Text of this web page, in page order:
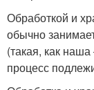
Обработкой и
обычно
(такая, как
процесс